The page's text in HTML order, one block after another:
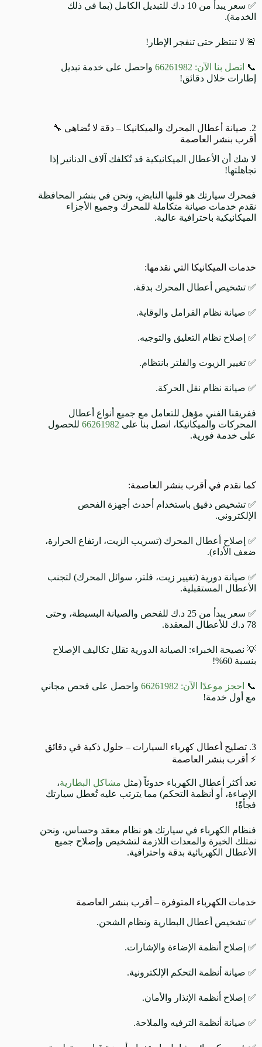
✅ سعر يبدأ من 10 د.ك للتبديل الكامل (بما في ذلك
الخدمة).
🚨 لا تنتظر حتى تنفجر الإطار!
📞 اتصل بنا الآن: 66261982
واحصل على خدمة تبديل
إطارات خلال دقائق!
2. صيانة أعطال المحرك والميكانيكا – دقة لا تُضاهى 🔧
أقرب بنشر العاصمة
لا شك أن الأعطال الميكانيكية قد تُكلفك آلاف الدنانير إذا
تجاهلتها!
فمحرك سيارتك هو قلبها النابض، ونحن في بنشر المحافظة
نقدم خدمات صيانة متكاملة للمحرك وجميع الأجزاء
الميكانيكية باحترافية عالية.
خدمات الميكانيكا التي نقدمها:
✅ تشخيص أعطال المحرك بدقة.
✅ صيانة نظام الفرامل والوقاية.
✅ إصلاح نظام التعليق والتوجيه.
✅ تغيير الزيوت والفلتر بانتظام.
✅ صيانة نظام نقل الحركة.
ففريقنا الفني مؤهل للتعامل مع جميع أنواع أعطال
المحركات والميكانيكا، اتصل بنا على 66261982 للحصول
على خدمة فورية.
كما نقدم في أقرب بنشر العاصمة:
✅ تشخيص دقيق باستخدام أحدث أجهزة الفحص
الإلكتروني.
✅ إصلاح أعطال المحرك (تسريب الزيت، ارتفاع الحرارة،
ضعف الأداء).
✅ صيانة دورية (تغيير زيت، فلتر، سوائل المحرك) لتجنب
الأعطال المستقبلية.
✅ سعر يبدأ من 25 د.ك للفحص والصيانة البسيطة، وحتى
78 د.ك للأعطال المعقدة.
💡 نصيحة الخبراء: الصيانة الدورية تقلل تكاليف الإصلاح
بنسبة 60%!
📞 احجز موعدًا الآن: 66261982
واحصل على فحص مجاني
مع أول خدمة!
3. تصليح أعطال كهرباء السيارات – حلول ذكية في دقائق
⚡ أقرب بنشر العاصمة
تعد أكثر أعطال الكهرباء حدوثاً (مثل مشاكل البطارية،
الإضاءة، أو أنظمة التحكم) مما يترتب عليه تُعطل سيارتك
فجأةً!
فنظام الكهرباء في سيارتك هو نظام معقد وحساس، ونحن
نمتلك الخبرة والمعدات اللازمة لتشخيص وإصلاح جميع
الأعطال الكهربائية بدقة واحترافية.
خدمات الكهرباء المتوفرة – أقرب بنشر العاصمة
✅ تشخيص أعطال البطارية ونظام الشحن.
✅ إصلاح أنظمة الإضاءة والإشارات.
✅ صيانة أنظمة التحكم الإلكترونية.
✅ إصلاح أنظمة الإنذار والأمان.
✅ صيانة أنظمة الترفيه والملاحة.